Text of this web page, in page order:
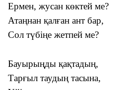
Ермен, жусан көктей ме?
Атаңнан қалған ант бар,
Сол түбіңе жетпей ме?
Бауырыңды қақтадың,
Тарғыл таудың тасына,